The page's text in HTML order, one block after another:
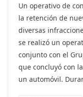
Un operativo de
la retención de
diversas
se realizó un
conjunto con el
que concluyó con
un automóvil.